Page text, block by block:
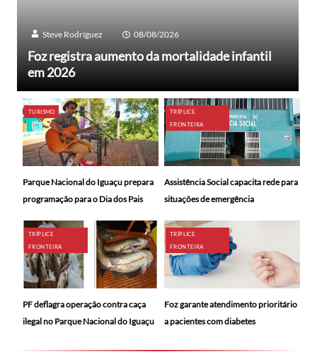
Steve Rodríguez 08/08/2026
Foz registra aumento da mortalidade infantil
em 2026
TURISMO
Parque Nacional do Iguaçu prepara
programação para o Dia dos Pais
TRÍPLICE
FRONTEIRA
Assistência Social capacita rede para
situações de emergência
TRÍPLICE
FRONTEIRA
PF deflagra operação contra caça
ilegal no Parque Nacional do Iguaçu
TRÍPLICE
FRONTEIRA
Foz garante atendimento prioritário
a pacientes com diabetes